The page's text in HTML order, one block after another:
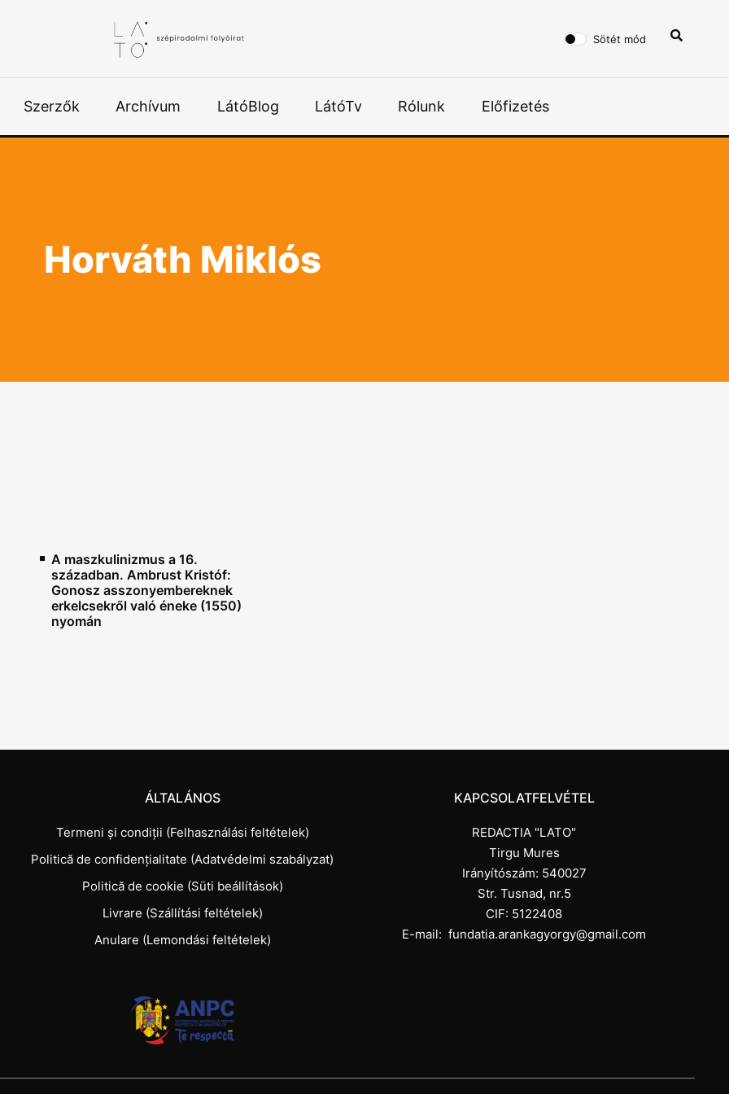
Sötét mód
Szerzők Archívum LátóBlog LátóTv Rólunk Előfizetés
Horváth Miklós
A maszkulinizmus a 16.
században. Ambrust Kristóf:
Gonosz asszonyembereknek
erkelcsekről való éneke (1550)
nyomán
ÁLTALÁNOS
Termeni și condiții (Felhasználási feltételek)
Politică de confidențialitate (Adatvédelmi szabályzat)
Politică de cookie (Süti beállítások)
Livrare (Szállítási feltételek)
Anulare (Lemondási feltételek)
KAPCSOLATFELVÉTEL
REDACTIA "LATO"
Tirgu Mures
Irányítószám: 540027
Str. Tusnad, nr.5
CIF: 5122408
E-mail: fundatia.arankagyorgy@gmail.com